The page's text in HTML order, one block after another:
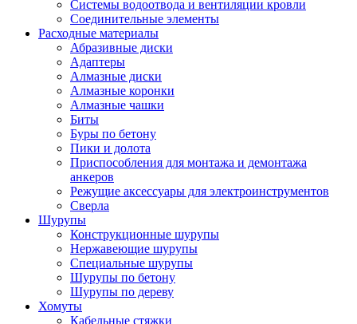
Системы водоотвода и вентиляции кровли
Соединительные элементы
Расходные материалы
Абразивные диски
Адаптеры
Алмазные диски
Алмазные коронки
Алмазные чашки
Биты
Буры по бетону
Пики и долота
Приспособления для монтажа и демонтажа
анкеров
Режущие аксессуары для электроинструментов
Сверла
Шурупы
Конструкционные шурупы
Нержавеющие шурупы
Специальные шурупы
Шурупы по бетону
Шурупы по дереву
Хомуты
Кабельные стяжки